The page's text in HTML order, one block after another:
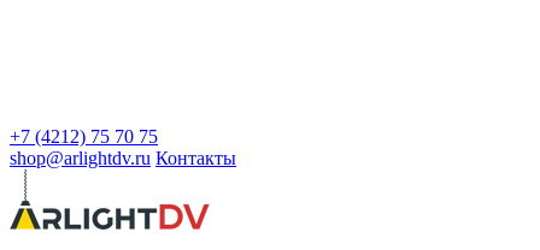
+7 (4212) 75 70 75
shop@arlightdv.ru Контакты